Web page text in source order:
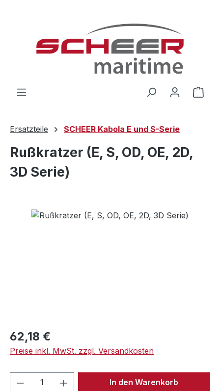
Ersatzteile SCHEER Kabola E und S-Serie
Rußkratzer (E, S, OD, OE, 2D,
3D Serie)
Bildergalerie überspringen
Regulärer Preis:
62,18 €
Preise inkl. MwSt. zzgl. Versandkosten
Produkt Anzahl: Gib denIn den Warenkorb